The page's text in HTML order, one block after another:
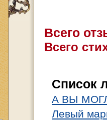
Всего
Всего
Список
А ВЫ
Левый